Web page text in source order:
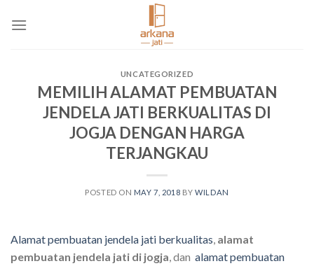
UNCATEGORIZED
MEMILIH ALAMAT PEMBUATAN
JENDELA JATI BERKUALITAS DI
JOGJA DENGAN HARGA
TERJANGKAU
POSTED ON MAY 7, 2018 BYWILDAN
Alamat pembuatan jendela jati berkualitas alamat
pembuatan jendela jati di jogja , dan alamat pembuatan